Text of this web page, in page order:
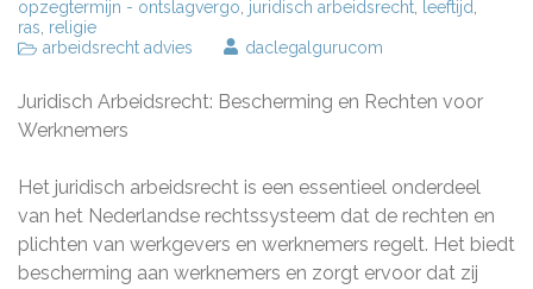
opzegtermijn - ontslagvergo juridisch arbeidsrecht leeftijd
ras religie
arbeidsrecht advies
daclegalgurucom
Juridisch Arbeidsrecht: Bescherming en Rechten voor
Werknemers
Het juridisch arbeidsrecht is een essentieel onderdeel
van het Nederlandse rechtssysteem dat de rechten en
plichten van werkgevers en werknemers regelt. Het biedt
bescherming aan werknemers en zorgt ervoor dat zij